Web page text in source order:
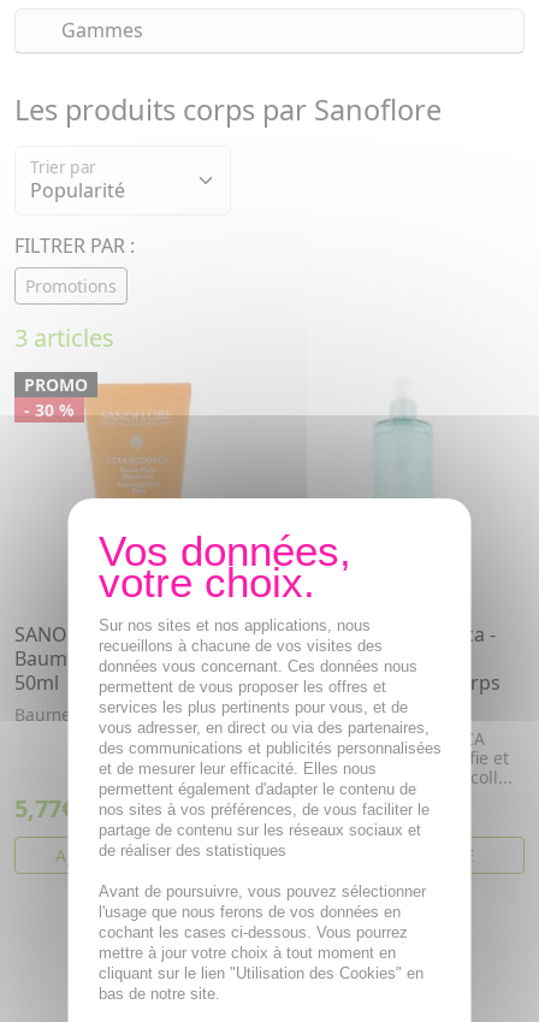
Gammes
Les produits corps par Sanoflore
Trier par
FILTRER PAR :
Promotions
3 articles
PROMO
- 30 %
SANOFLORE Cera Botanica
Baume Mains Réparateur
50ml
Baume mains réparateur bio.
5,77€ 8,24€
AJOUTER AU PANIER
SANOFLORE Magnifica -
Gel Lavant Anti-
Imperfections Bio Corps
400ml
Le Gel Lavant MAGNIFICA
Anti-Imperfections purifie et
lisse la peau du dos, décoll...
11,46€
VOIR CET ARTICLE
Sur nos sites et nos applications, nous
recueillons à chacune de vos visites des
données vous concernant. Ces données nous
permettent de vous proposer les offres et
services les plus pertinents pour vous, et de
vous adresser, en direct ou via des partenaires,
des communications et publicités personnalisées
et de mesurer leur efficacité. Elles nous
permettent également d'adapter le contenu de
nos sites à vos préférences, de vous faciliter le
partage de contenu sur les réseaux sociaux et
de réaliser des statistiques
Avant de poursuivre, vous pouvez sélectionner
l'usage que nous ferons de vos données en
cochant les cases ci-dessous. Vous pourrez
mettre à jour votre choix à tout moment en
cliquant sur le lien "Utilisation des Cookies" en
bas de notre site.